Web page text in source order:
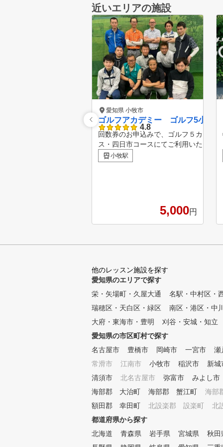
近いエリアの施設
愛知県 小牧市
ゴルフアカデミー ゴルフ5小牧店
4.8
回数券のお申込みで、ゴルフ５カント
ス・四日市コースにてご利用いただけ
ー券をプレゼント♪ ※ご本人のみご利
税、飲食代等はお客様負担となります
komi/aichi.html#ranking 【ゴルフアカデミーの特徴】 ①
金谷多一郎プロ全監修レッスン
タイルに合わせてお好きな時に通
プロインストラクター1名がマンツーマ
す。 ④ いつでも快適室内レッス
冬は暖かい、紫外線も気にならない
ら上級者まで個別のカリキュラム（ジ
から） 初心者から中上級者まで、
ラムを作成し、習得度に合わせて指
器具を使ったドリルレッスン 150
ゴルフシミュレータによる仮想ラ
ビューに備えて、模擬ラウンドを体
ウンドレッスン 初心者のコースデ
級者のベストスコア更新までしっかりサポー
ンのご説明～ ※ワンポイントレッスン
・回数券（4回か8回）でプランが分か
小牧駅
5,000円
他のレッスン施設を探す
愛知県のエリアで探す
栄・矢場町・久屋大通
名駅・中村区・
瑞穂区・天白区・緑区
南区・港区・中
大府・東海市・豊明
刈谷・安城・知立
愛知県の市区町村で探す
名古屋市
豊橋市 岡崎市 一宮市
瀬
常滑市
江南市 小牧市 稲沢市
新城
清須市
北名古屋市 弥富市
みよし市
海部郡 大治町
海部郡 蟹江町
海部
額田郡 幸田町
北設楽郡 設楽町
北
都道府県から探す
北海道
青森県 岩手県 宮城県
秋田